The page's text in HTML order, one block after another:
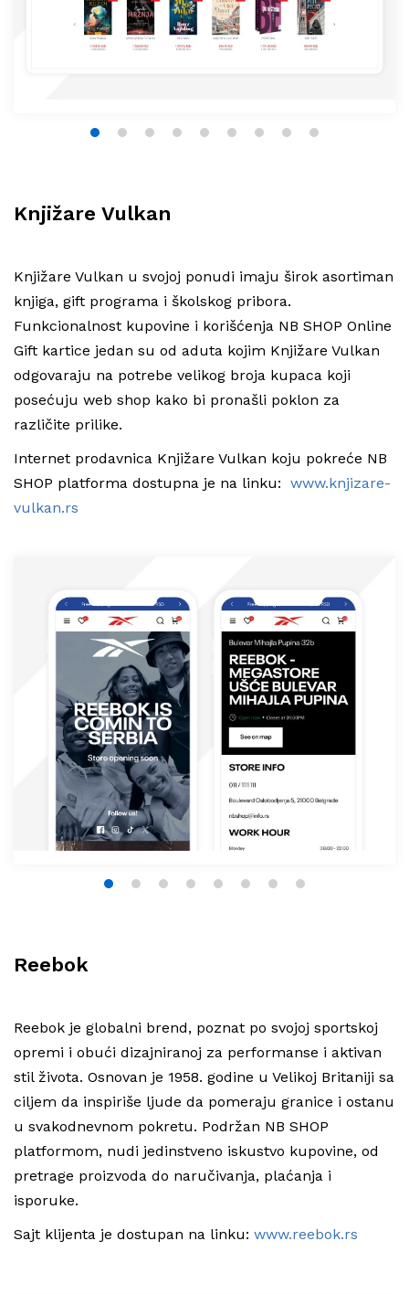
1 2 3 4 5 6 7 8 9
Knjižare Vulkan
Knjižare Vulkan u svojoj ponudi imaju širok asortiman
knjiga, gift programa i školskog pribora.
Funkcionalnost kupovine i korišćenja NB SHOP Online
Gift kartice jedan su od aduta kojim Knjižare Vulkan
odgovaraju na potrebe velikog broja kupaca koji
posećuju web shop kako bi pronašli poklon za
različite prilike.
Internet prodavnica Knjižare Vulkan koju pokreće NB
SHOP platforma dostupna je na linku: www.knjizare-
vulkan.rs
1 2 3 4 5 6 7 8
Reebok
Reebok je globalni brend, poznat po svojoj sportskoj
opremi i obući dizajniranoj za performanse i aktivan
stil života. Osnovan je 1958. godine u Velikoj Britaniji sa
ciljem da inspiriše ljude da pomeraju granice i ostanu
u svakodnevnom pokretu. Podržan NB SHOP
platformom, nudi jedinstveno iskustvo kupovine, od
pretrage proizvoda do naručivanja, plaćanja i
isporuke.
Sajt klijenta je dostupan na linku: www.reebok.rs